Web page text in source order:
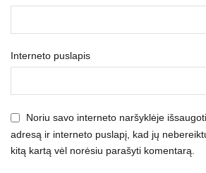
Interneto puslapis
Noriu savo interneto naršyklėje
adresą ir interneto puslapį, kad jų
kitą kartą vėl norėsiu parašyti komentarą.